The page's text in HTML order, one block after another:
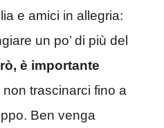
e amici in allegria:
un po’ di più del
è importante
non trascinarci fino a
Ben venga